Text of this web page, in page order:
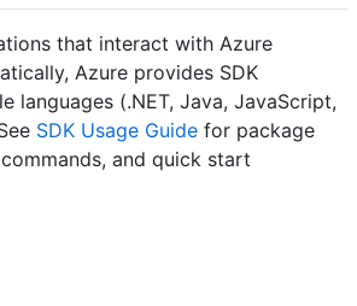
that interact with Azure
Azure provides SDK
languages (.NET, Java, JavaScript,
SDK Usage Guide for package
and quick start